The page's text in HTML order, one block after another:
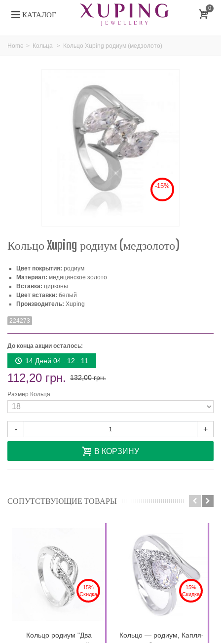
КАТАЛОГ
0
Home > Кольца > Кольцо Xuping родиум (медзолото)
-15%
Кольцо Xuping родиум (медзолото)
Цвет покрытия: родиум
Материал: медицинское золото
Вставка: цирконы
Цвет вставки: белый
Производитель: Xuping
224273
До конца акции осталось:
14 Дней 04 : 12 : 11
112,20 грн. 132,00 грн.
Размер Кольца
- +
В КОРЗИНУ
СОПУТСТВУЮЩИЕ ТОВАРЫ
15%
Скидка
Кольцо родиум "Два
15%
Скидка
Кольцо — родиум, Капля-